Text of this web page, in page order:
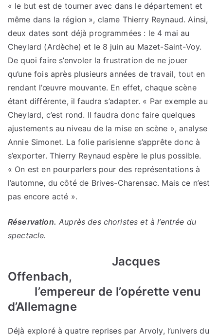
« le but est de tourner avec dans le département et
même dans la région », clame Thierry Reynaud. Ainsi,
deux dates sont déjà programmées : le 4 mai au
Cheylard (Ardèche) et le 8 juin au Mazet-Saint-Voy.
De quoi faire s’envoler la frustration de ne jouer
qu’une fois après plusieurs années de travail, tout en
rendant l’œuvre mouvante. En effet, chaque scène
étant différente, il faudra s’adapter. « Par exemple au
Cheylard, c’est rond. Il faudra donc faire quelques
ajustements au niveau de la mise en scène », analyse
Annie Simonet. La folie parisienne s’apprête donc à
s’exporter. Thierry Reynaud espère le plus possible.
« On est en pourparlers pour des représentations à
l’automne, du côté de Brives-Charensac. Mais ce n’est
pas encore acté ».
Réservation. Auprès des choristes et à l’entrée du
spectacle.
Jacques
Offenbach,
l’empereur de l’opérette venu
d’Allemagne
Déjà exploré à quatre reprises par Arvoly, l’univers du